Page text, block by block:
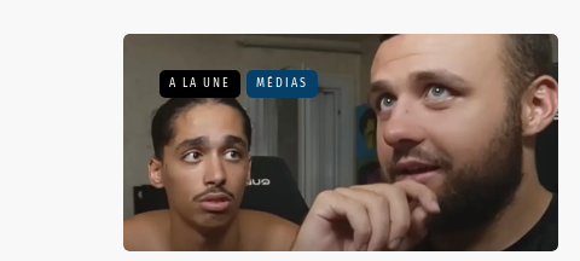
A LA UNE MÉDIAS